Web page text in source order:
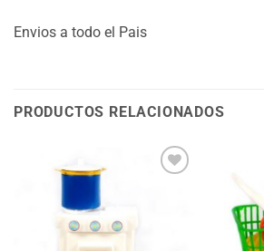
Envios a todo el Pais
PRODUCTOS RELACIONADOS